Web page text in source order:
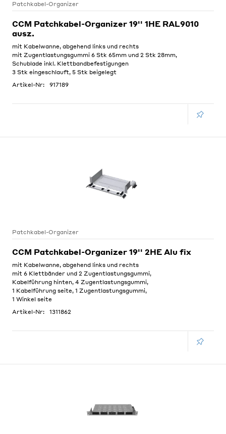
Patchkabel-Organizer
CCM Patchkabel-Organizer 19'' 1HE RAL9010
ausz.
mit Kabelwanne, abgehend links und rechts
mit Zugentlastungsgummi 6 Stk 65mm und 2 Stk 28mm,
Schublade inkl. Klettbandbefestigungen
3 Stk eingeschlauft, 5 Stk beigelegt
Artikel-Nr:
917189
Patchkabel-Organizer
CCM Patchkabel-Organizer 19'' 2HE Alu fix
mit Kabelwanne, abgehend links und rechts
mit 6 Klettbänder und 2 Zugentlastungsgummi,
Kabelführung hinten, 4 Zugentlastungsgummi,
1 Kabelführung seite, 1 Zugentlastungsgummi,
1 Winkel seite
Artikel-Nr:
1311862